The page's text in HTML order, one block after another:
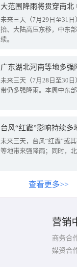
大范围降雨将贯穿南
未来三天（7月29日至31
抬、大陆高压东移，中东
续。
广东湖北河南等地多
未来三天（7月28日至30
带仍多强降雨。本周中东
台风“红霞”影响持续
未来三天，台风“红霞”或
等地带来强降雨；同时，
查看更多>>
营销
商务合
媒资合